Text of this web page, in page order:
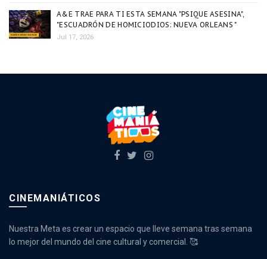
A&E TRAE PARA TI ESTA SEMANA "PSIQUE ASESINA",
"ESCUADRÓN DE HOMICIODIOS: NUEVA ORLEANS "
Jul 17, 2026
CINEMANIÁTICOS
Nuestra Meta es crear un espacio que lleve semana tras semana
lo mejor del mundo del cine cultural y comercial. 🥰